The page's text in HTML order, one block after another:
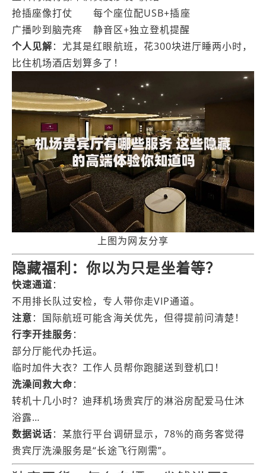
抢插座像打仗
每个座位配USB+插座
广播吵到脑壳疼
静音区+独立登机提醒
个人见解：尤其是红眼航班，花300块进厅睡两小时，
比住机场酒店划算多了！
上图为网友分享
隐藏福利：你以为只是坐着等？
快速通道：
不用排长队过安检，专人带你走VIP通道。
注意：国际航班可能含海关优先，但得提前问清楚！
行李开挂服务：
部分厅能代办托运。
临时加件大衣？工作人员帮你跑腿送到登机口！
洗澡间救大命：
转机十几小时？迪拜机场贵宾厅的淋浴房配爱马仕沐
浴露…
数据说话：某旅行平台调研显示，78%的商务客觉得
贵宾厅洗澡服务是“长途飞行刚需”。